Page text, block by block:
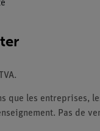
que les entreprises,
Pas de